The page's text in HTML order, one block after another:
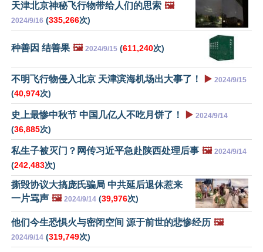
天津北京神秘飞行物带给人们的思索 🖼️
2024/9/16 (335,266次)
种善因 结善果 🖼️ 2024/9/15 (611,240次)
不明飞行物侵入北京 天津滨海机场出大事了！ ▶️ 2024/9/15
(40,974次)
史上最惨中秋节 中国几亿人不吃月饼了！ ▶️ 2024/9/14
(36,885次)
私生子被灭门？网传习近平急赴陕西处理后事 🖼️ 2024/9/14
(242,483次)
撕毁协议大搞庞氏骗局 中共延后退休惹来
一片骂声 🖼️ 2024/9/14 (39,976次)
他们今生恐惧火与密闭空间 源于前世的悲惨经历 🖼️
2024/9/14 (319,749次)